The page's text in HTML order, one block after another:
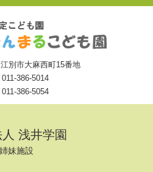
別市大麻西町15番地
011-386-5014
011-386-5054
浅井学園
姉妹施設